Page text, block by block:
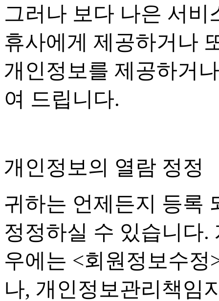
그러나 보다 나은 서
휴사에게 제공하거나
개인정보를 제공하거
여 드립니다.
개인정보의 열람 정정
귀하는 언제든지 등록
정정하실 수 있습니다.
우에는 <회원정보수정
나, 개인정보관리책임